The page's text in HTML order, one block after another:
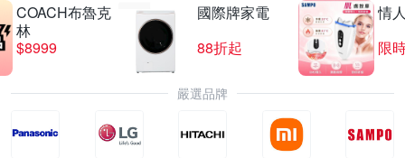
COACH布魯克
林
$8999
國際牌家電
88折起
情
限
嚴選品牌